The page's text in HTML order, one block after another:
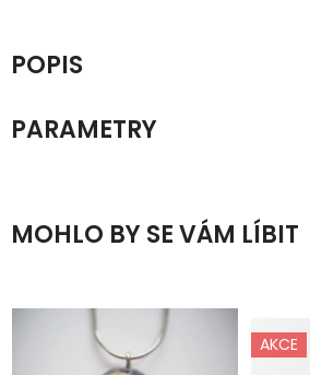
POPIS
PARAMETRY
MOHLO BY SE VÁM LÍBIT
AKCE